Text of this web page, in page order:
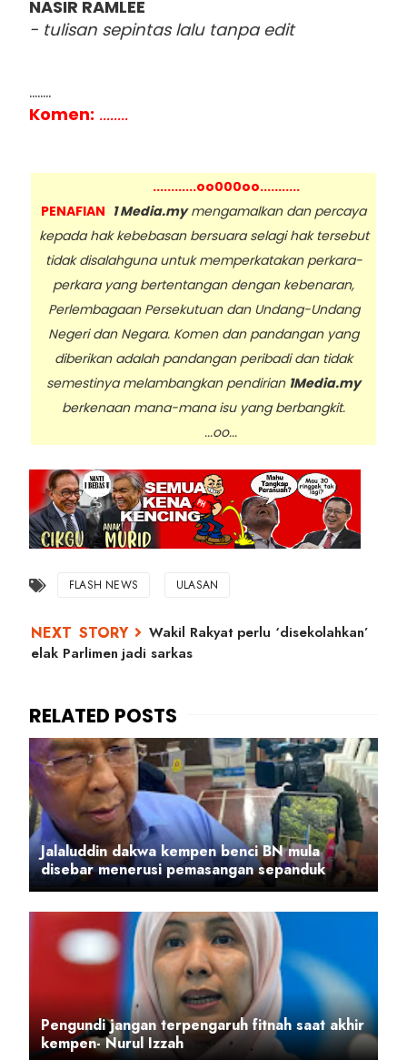
NASIR RAMLEE
- tulisan sepintas lalu tanpa edit
........
Komen: ........
............oo000oo...........
PENAFIAN 1 Media.mymengamalkan dan percaya
kepada hak kebebasan bersuara selagi hak tersebut
tidak disalahguna untuk memperkatakan perkara-
perkara yang bertentangan dengan kebenaran,
Perlembagaan Persekutuan dan Undang-Undang
Negeri dan Negara. Komen dan pandangan yang
diberikan adalah pandangan peribadi dan tidak
semestinya melambangkan pendirian 1Media.my
berkenaan mana-mana isu yang berbangkit.
...oo...
FLASH NEWS ULASAN
Wakil Rakyat perlu ‘disekolahkan’
elak Parlimen jadi sarkas
Jalaluddin dakwa kempen benci BN mula
disebar menerusi pemasangan sepanduk
Pengundi jangan terpengaruh fitnah saat akhir
kempen- Nurul Izzah